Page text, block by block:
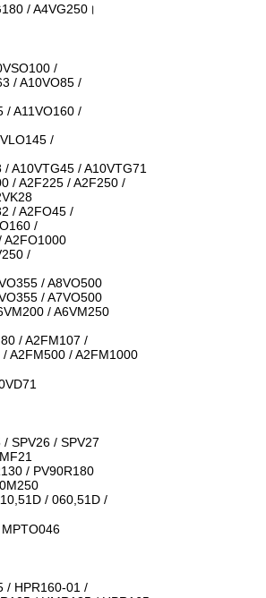
/ A4VG250।
/
/ A10VO85 /
/ A11VO160 /
/
A10VTG45 / A10VTG71
/ A2F225 / A2F250 /
/ A2FO45 /
/
A2FO1000
/
/ A8VO500
/ A7VO500
/ A6VM250
/ A2FM107 /
A2FM500 / A2FM1000
SPV26 / SPV27
/ PV90R180
/ 060,51D /
/ HPR160-01 /